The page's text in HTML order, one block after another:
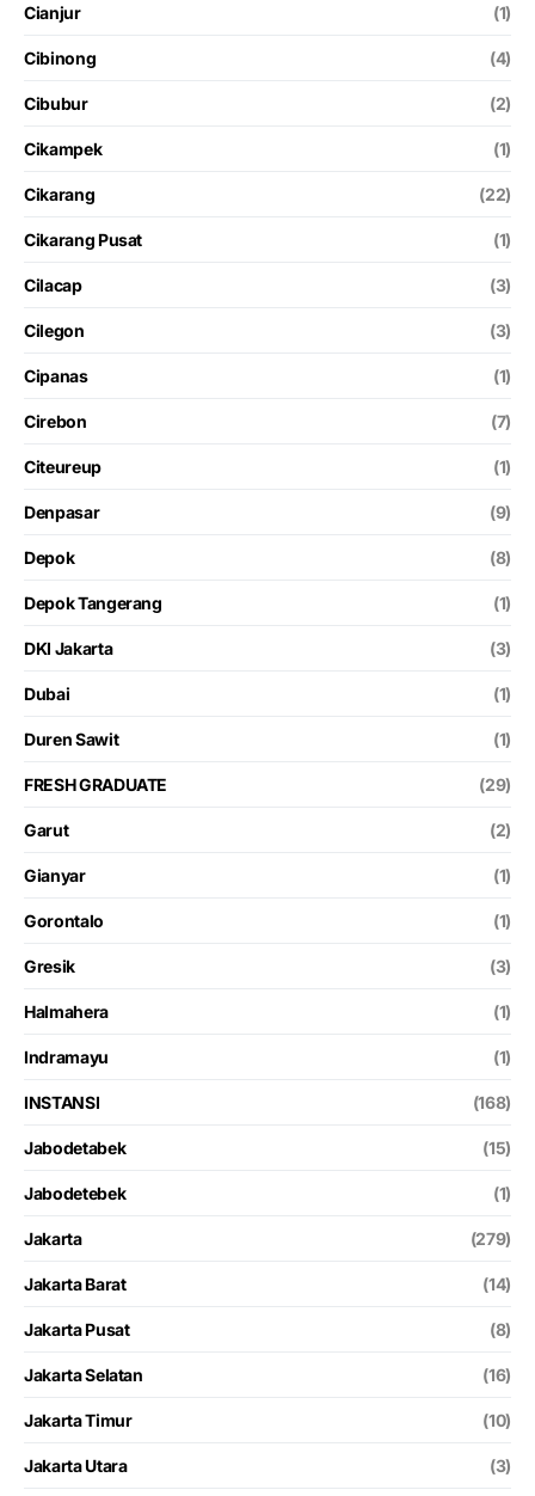
Cianjur (1)
Cibinong (4)
Cibubur (2)
Cikampek (1)
Cikarang (22)
Cikarang Pusat (1)
Cilacap (3)
Cilegon (3)
Cipanas (1)
Cirebon (7)
Citeureup (1)
Denpasar (9)
Depok (8)
Depok Tangerang (1)
DKI Jakarta (3)
Dubai (1)
Duren Sawit (1)
FRESH GRADUATE (29)
Garut (2)
Gianyar (1)
Gorontalo (1)
Gresik (3)
Halmahera (1)
Indramayu (1)
INSTANSI (168)
Jabodetabek (15)
Jabodetebek (1)
Jakarta (279)
Jakarta Barat (14)
Jakarta Pusat (8)
Jakarta Selatan (16)
Jakarta Timur (10)
Jakarta Utara (3)